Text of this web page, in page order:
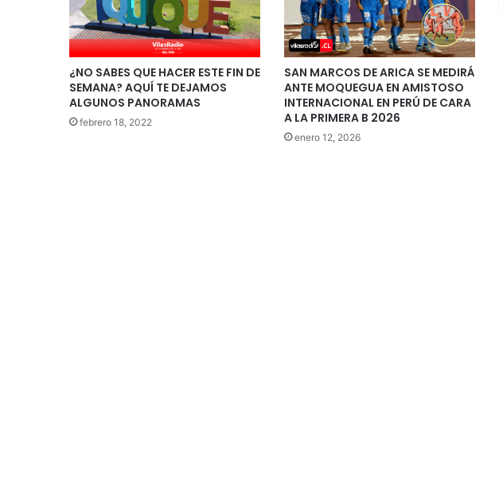
¿NO SABES QUE HACER ESTE FIN DE
SEMANA? AQUÍ TE DEJAMOS
ALGUNOS PANORAMAS
febrero 18, 2022
SAN MARCOS DE ARICA SE MEDIRÁ
ANTE MOQUEGUA EN AMISTOSO
INTERNACIONAL EN PERÚ DE CARA
A LA PRIMERA B 2026
enero 12, 2026